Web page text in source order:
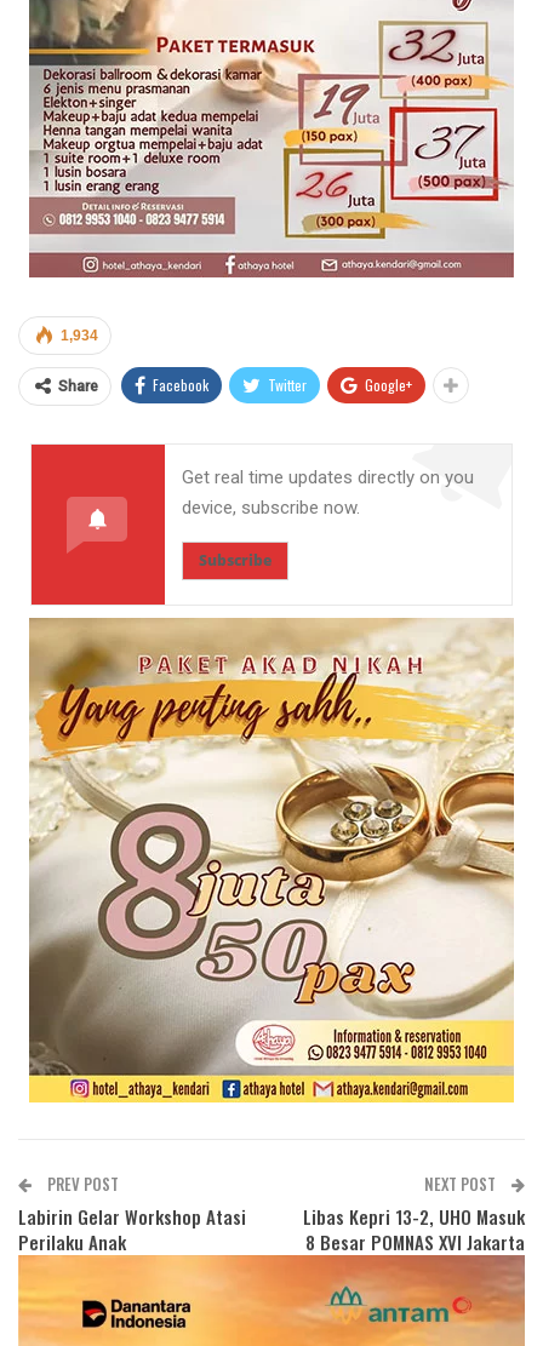
1,934
Share Facebook Twitter Google+
Get real time updates directly on you
device, subscribe now.
Subscribe
PREV POST
Labirin Gelar Workshop Atasi
Perilaku Anak
NEXT POST
Libas Kepri 13-2, UHO Masuk
8 Besar POMNAS XVI Jakarta